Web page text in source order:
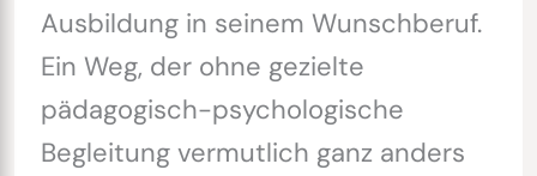
Ausbildung in seinem Wunschberuf.
Ein Weg, der ohne gezielte
pädagogisch-psychologische
Begleitung vermutlich ganz anders